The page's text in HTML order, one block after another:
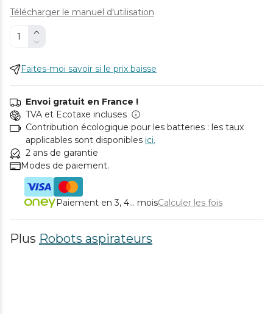
Télécharger le manuel d'utilisation
Faites-moi savoir si le prix baisse
Envoi gratuit en France !
TVA et Ecotaxe incluses
Contribution écologique pour les batteries : les taux
applicables sont disponibles ici.
2 ans de garantie
Modes de paiement.
Paiement en 3, 4... moisCalculer les fois
Plus Robots aspirateurs